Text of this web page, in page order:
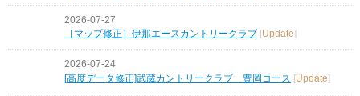
2026-07-27
［マップ修正］伊那エースカントリークラブ
Update
2026-07-24
[高度データ修正]武蔵カントリークラブ 豊岡コース [Update]